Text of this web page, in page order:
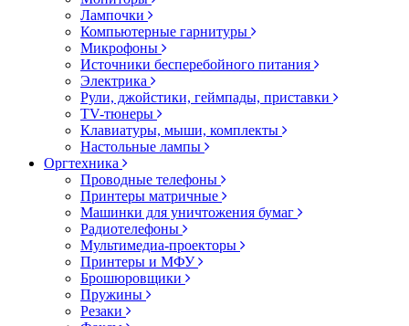
Лампочки
Компьютерные гарнитуры
Микрофоны
Источники бесперебойного питания
Электрика
Рули, джойстики, геймпады, приставки
TV-тюнеры
Клавиатуры, мыши, комплекты
Настольные лампы
Оргтехника
Проводные телефоны
Принтеры матричные
Машинки для уничтожения бумаг
Радиотелефоны
Мультимедиа-проекторы
Принтеры и МФУ
Брошюровщики
Пружины
Резаки